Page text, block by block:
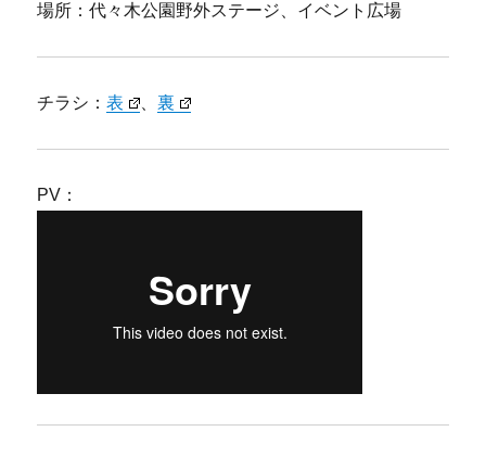
場所：代々木公園野外ステージ、イベント広場
チラシ：表 、裏
PV：